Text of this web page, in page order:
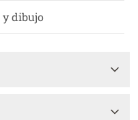
dibujo